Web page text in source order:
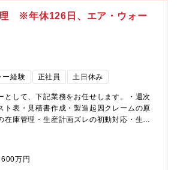
理 ※年休126日、エア・ウォー
ー経験 正社員 土日休み
として、下記業務をお任せします。・週次
ト表・見積書作成・製造起因クレームの原
在庫管理・生産計画ズレの初動対応・生産
と出荷フォロー（養生等）・棚卸データの
設備関連の金属製品等【ホクエイのものづ
る」 安全で快適に暮らしたいという願い
万円